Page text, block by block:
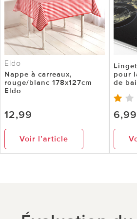
Eldo
Nappe à carreaux,
rouge/blanc 178x127cm
Eldo
12,99
Voir l’article
pour
de
6,99